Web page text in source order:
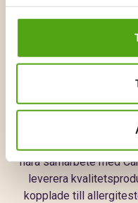
stort urval, bland annat
produkter och
trestegsprogram.
eleganta och tidlösa
som utstrålar en
nära samarbete med
leverera
kopplade till